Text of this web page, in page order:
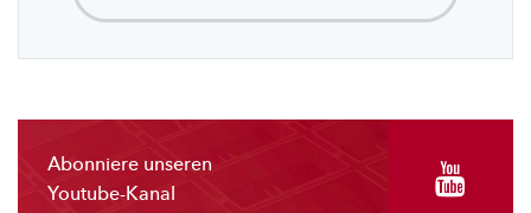
Abonniere unseren
Youtube-Kanal